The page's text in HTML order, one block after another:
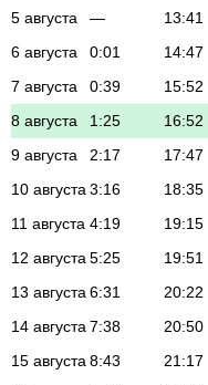
5 августа
— 13:41
6 августа
0:01 14:47
7 августа
0:39 15:52
8 августа
1:25 16:52
9 августа
2:17 17:47
10 августа 3:16 18:35
11 августа 4:19 19:15
12 августа 5:25 19:51
13 августа 6:31 20:22
14 августа 7:38 20:50
15 августа 8:43 21:17